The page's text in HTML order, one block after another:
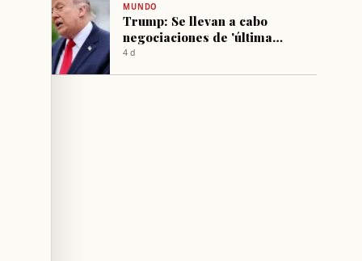
MUNDO
Trump: Se llevan a cabo
negociaciones de 'última
oportunidad' con Irán
4 d